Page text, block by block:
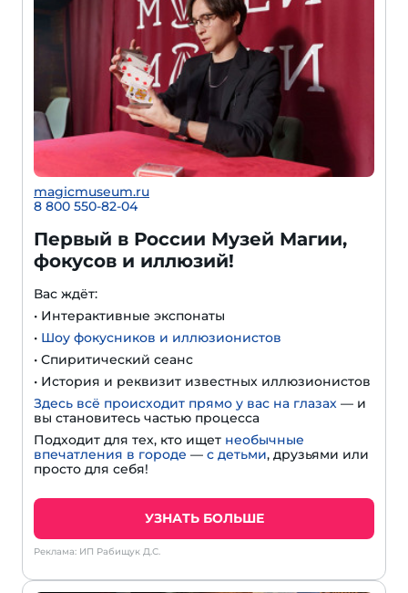
magicmuseum.ru
8 800 550-82-04
Первый в России Музей Магии,
фокусов и иллюзий!
Вас ждёт:
• Интерактивные экспонаты
• Шоу фокусников и иллюзионистов
• Спиритический сеанс
• История и реквизит известных иллюзионистов
Здесь всё происходит прямо у вас на глазах — и
вы становитесь частью процесса
Подходит для тех, кто ищет необычные
впечатления в городе — с детьми, друзьями или
просто для себя!
УЗНАТЬ БОЛЬШЕ
Реклама: ИП Рабищук Д.С.